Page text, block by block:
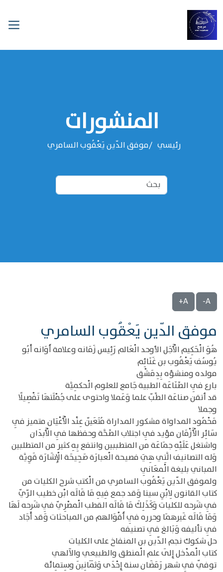
المنشورات
رئيسي موفق الدّين يَعْقُوب السامري
A-
A+
موفق الدّين يَعْقُوب السامري
هُوَ الْحَكِيم الْأَجَل الأوحد الْعَالم رَئِيس زَمَانه وعلامة أَوَانه أَبُو
يُوسُف يَعْقُوب بن غَنَائِم
مولده ومنشؤه بِدِمَشْق
بارع فِي الصِّنَاعَة الطبية جَامع للعلوم الْحكمِيَّة
قد أتقن صناعَة الطِّبّ علما وَعَملا واحتوى على جُمْلَتهَا تَفْصِيلًا
وجملا
مَحْمُود المداواة مشكور المداراة مُتَعَيّن عِنْد الْأَعْيَان متميز فِي
سَائِر الْأَزْمَان مؤيد فِي اجتلاب الصِّحَّة وحفظها فِي الْأَبدَان
واشتغل عَلَيْهِ جمَاعَة من المتطببين وانتفع بِهِ كثير من المتطلبين
وَله التصانيف الَّتِي هِيَ فصيحة الْعبارَة صَحِيحَة الْإِشَارَة قَوِيَّة
المباني بليغة الْمعَانِي
ولموفق الدّين يَعْقُوب السامري من الْكتب شرح الكليات من
كتاب القانون لِابْنِ سينا وَقد جمع فِيهِ مَا قَالَه ابْن خطيب الرّيّ
فِي شَرحه للكليات وَكَذَلِكَ مَا قَالَه القطب الْمصْرِيّ فِي شَرحه لَهَا
وَمَا قَالَه غَيرهمَا وحرره فِي أَقْوَالهم من المباحثات وَقد أَجَاد
فِي تأليفه وَبَالغ فِي تصنيفه
حل شكوك نجم الدّين بن المنفاخ على الكليات
كتاب الْمدْخل إِلَى علم الْمنطق والطبيعي والآلهي
توفّي فِي شهر رَمَضَان سنة إِحْدَى وَثَمَانِينَ وسِتمِائَة